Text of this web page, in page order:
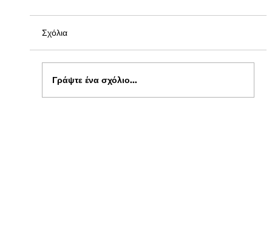
Σχόλια
Γράψτε ένα σχόλιο...